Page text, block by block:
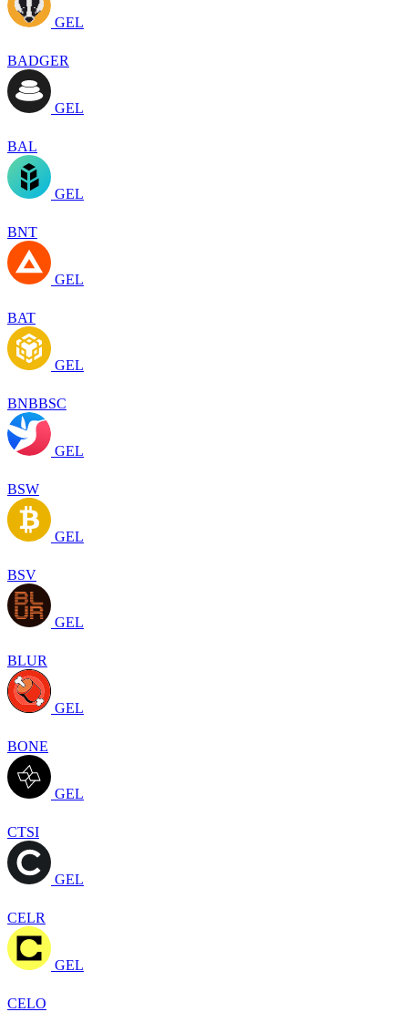
GEL
BADGER
GEL
BAL
GEL
BNT
GEL
BAT
GEL
BNBBSC
GEL
BSW
GEL
BSV
GEL
BLUR
GEL
BONE
GEL
CTSI
GEL
CELR
GEL
CELO